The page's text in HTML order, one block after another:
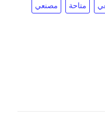
متاحة مصنعي